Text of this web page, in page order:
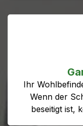
Ihr
Wenn der
beseitigt ist,